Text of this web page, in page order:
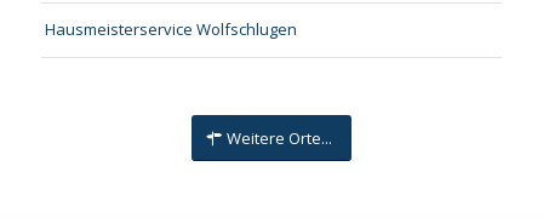
Hausmeisterservice Wolfschlugen
Weitere Orte...